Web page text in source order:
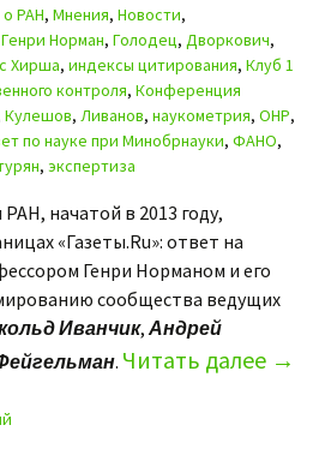
РАН, Мнения, Новости,
Генри Норман, Голодец, Дворкович,
Хирша, индексы цитирования, Клуб 1
контроля, Конференция
Кулешов, Ливанов, наукометрия, ОНР,
по науке при Минобрнауки, ФАНО,
, экспертиза
начатой в 2013 году,
«Газеты.Ru»: ответ на
Генри Норманом и его
сообщества ведущих
Иванчик,Андрей
. Читать далее →